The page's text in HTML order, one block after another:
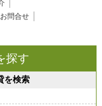
お問合せ
探す
を検索